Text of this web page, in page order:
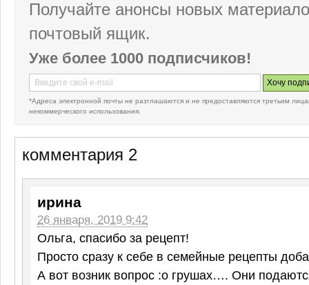
Получайте анонсы новых
почтовый ящик.
Уже более 1000 подписчиков!
*Адреса электронной почты не разглашаются и не предоставляются третьим
некоммерческого использования.
комментария 2
ирина
26 января, 2019 9:42
Ольга, спасибо за рецепт!
Просто сразу к себе в семейные рецепты
А вот возник вопрос :о грушах…. Они